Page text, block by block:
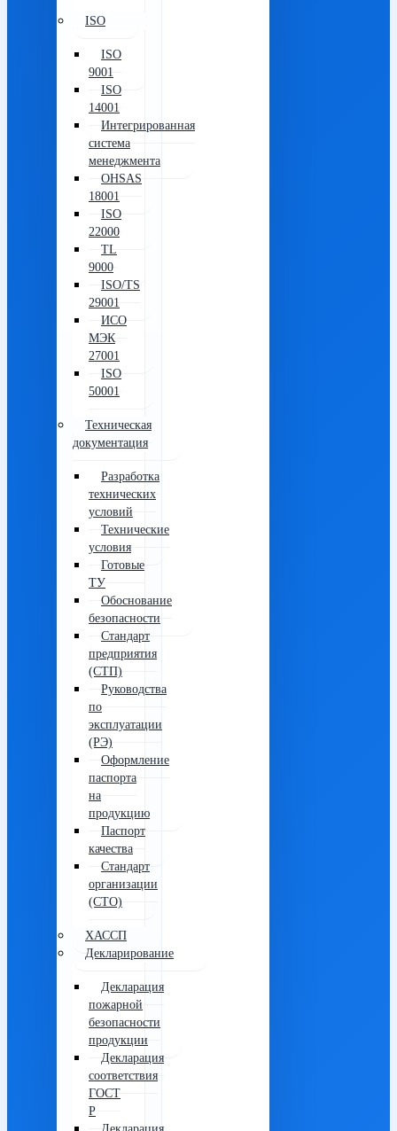
ISO
ISO
9001
ISO
14001
Интегрированная
система
менеджмента
OHSAS
18001
ISO
22000
TL
9000
ISO/TS
29001
ИСО
МЭК
27001
ISO
50001
Техническая
документация
Разработка
технических
условий
Технические
условия
Готовые
ТУ
Обоснование
безопасности
Стандарт
предприятия
(СТП)
Руководства
по
эксплуатации
(РЭ)
Оформление
паспорта
на
продукцию
Паспорт
качества
Стандарт
организации
(СТО)
ХАССП
Декларирование
Декларация
пожарной
безопасности
продукции
Декларация
соответствия
ГОСТ
Р